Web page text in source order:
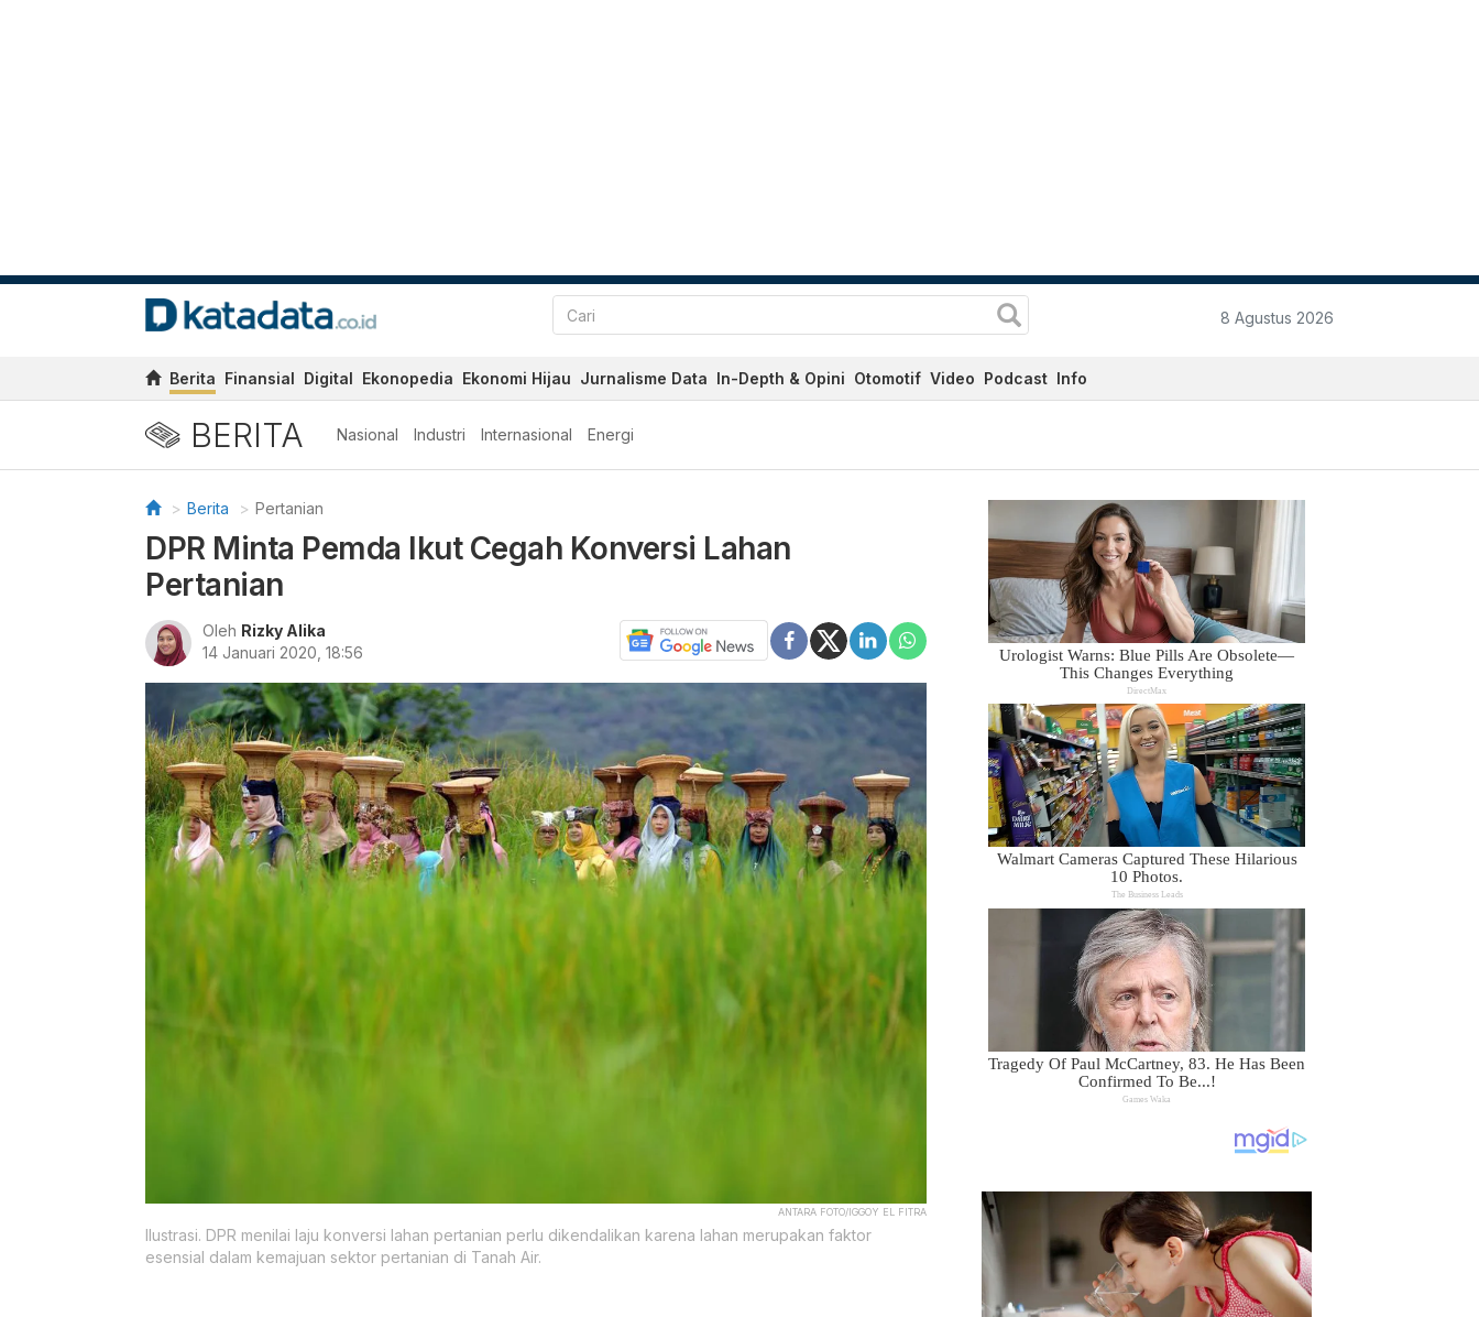
8 Agustus 2026
Berita Finansial Digital Ekonopedia Ekonomi Hijau Jurnalisme Data In-Depth & Opini Otomotif Video Podcast Info
BERITA Nasional Industri Internasional Energi
Berita Pertanian
DPR Minta Pemda Ikut Cegah Konversi Lahan
Pertanian
Oleh Rizky Alika
14 Januari 2020, 18:56
ANTARA FOTO/IGGOY EL FITRA
Ilustrasi. DPR menilai laju konversi lahan pertanian perlu dikendalikan karena lahan merupakan faktor
esensial dalam kemajuan sektor pertanian di Tanah Air.